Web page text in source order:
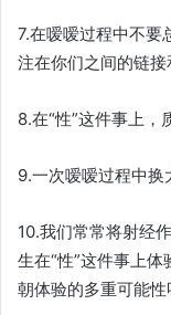
7.在嗳嗳过程中不要
注在你们之间的链接
8.在“性”这件事上，
9.一次嗳嗳过程中换
10.我们常常将射经
生在“性”这件事上
朝体验的多重可能性